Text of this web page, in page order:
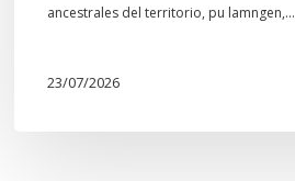
Mapuche»
ancestrales del territorio, pu lamngen,…
23/07/2026